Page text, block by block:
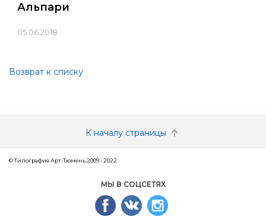
Альпари
05.06.2018
Возврат к списку
К началу страницы
© Типография Арт-Тюмень 2009 - 2022
МЫ В СОЦСЕТЯХ